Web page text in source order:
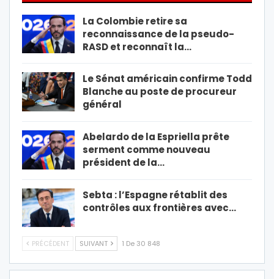
La Colombie retire sa
reconnaissance de la pseudo-
RASD et reconnaît la…
Le Sénat américain confirme Todd
Blanche au poste de procureur
général
Abelardo de la Espriella prête
serment comme nouveau
président de la…
Sebta : l’Espagne rétablit des
contrôles aux frontières avec…
PRÉCÉDENT SUIVANT 1 De 30 848